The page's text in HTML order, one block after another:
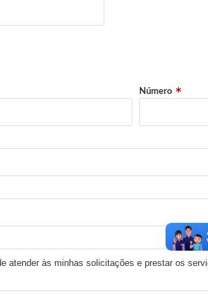
Número
atender às minhas solicitações e prestar os